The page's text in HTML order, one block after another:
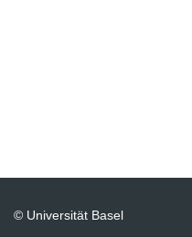
© Universität Basel